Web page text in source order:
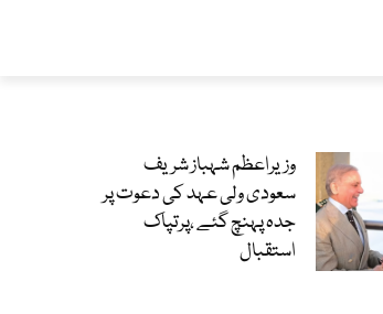
وزیراعظم شہباز شریف
سعودی ولی عہد کی دعوت پر
جدہ پہنچ گئے ،پرتپاک
استقبال